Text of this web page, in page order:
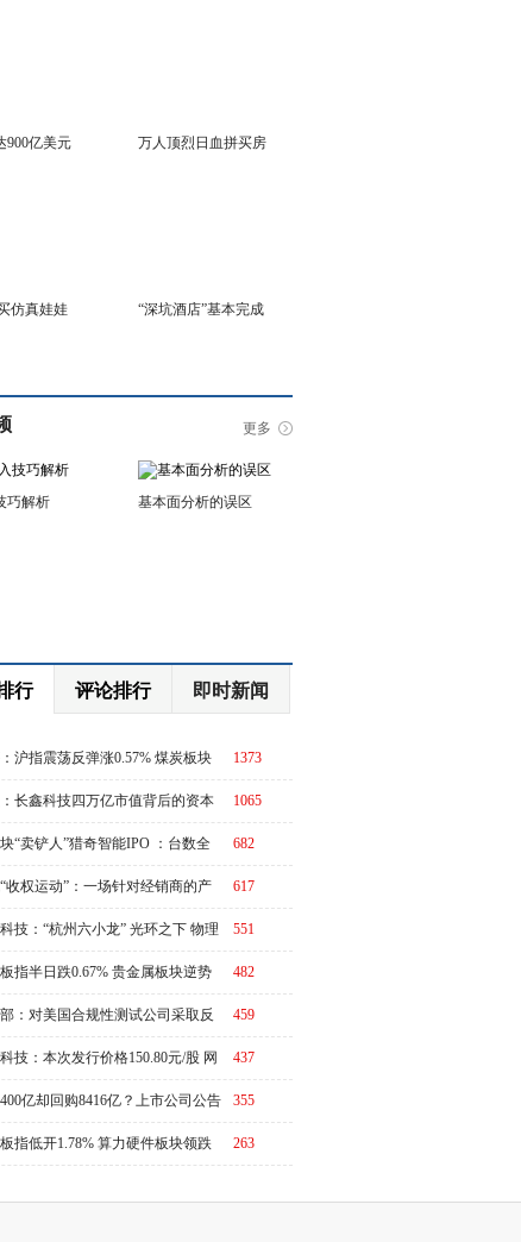
900亿美元 万人顶烈日血拼买房
仿真娃娃 “深坑酒店”基本完成
更多
巧解析 基本面分析的误区
行 评论排行 即时新闻
1373
沪指震荡反弹涨0.57% 煤炭板块
强 1065
长鑫科技四万亿市值背后的资本
682
“卖铲人”猎奇智能IPO ：台数全
，却在中际旭创的账上越陷越深 617
收权运动”：一场针对经销商的产
值重估 551
技：“杭州六小龙” 光环之下 物理
有水分吗？ 482
指半日跌0.67% 贵金属板块逆势
459
：对美国合规性测试公司采取反
437
技：本次发行价格150.80元/股 网
日为8月10日 355
亿却回购8416亿？上市公司公告
万倍乌龙" 263
指低开1.78% 算力硬件板块领跌